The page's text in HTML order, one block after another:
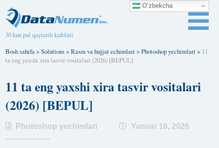
30 kun pul qaytarib kafolati
Bosh sahifa>Solutions>Rasm va hujjat echimlari >Photoshop yechimlari > 11
ta eng yaxshi xira tasvir vositalari (2026) [BEPUL]
11 ta eng yaxshi xira tasvir vositalari
(2026) [BEPUL]
Photoshop yechimlari Yanvar 16, 2026
O‘zbekcha